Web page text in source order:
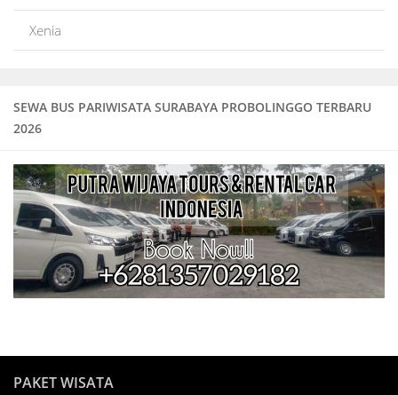
SEWA BUS PARIWISATA SURABAYA PROBOLINGGO TERBARU
2026
Xenia
PAKET WISATA